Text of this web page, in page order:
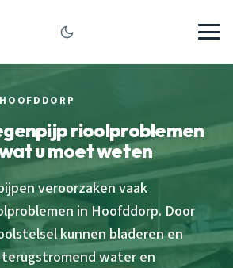
rioolproblemen
u moet weten
veroorzaken vaak
in Hoofddorp. Door
kunnen bladeren en
water en